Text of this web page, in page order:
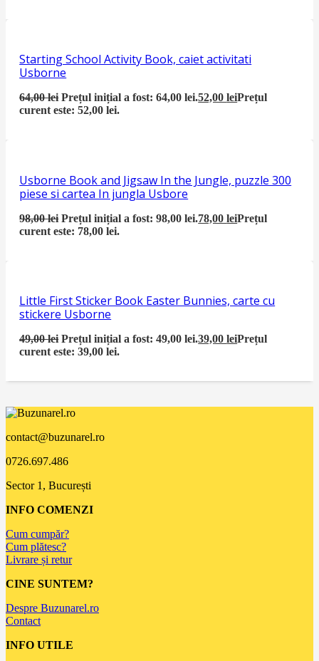
Starting School Activity Book, caiet activitati
Usborne
64,00lei Prețul inițial a fost: 64,00 lei.52,00leiPrețul
curent este: 52,00 lei.
Usborne Book and Jigsaw In the Jungle, puzzle 300
piese si cartea In jungla Usbore
98,00lei Prețul inițial a fost: 98,00 lei.78,00leiPrețul
curent este: 78,00 lei.
Little First Sticker Book Easter Bunnies, carte cu
stickere Usborne
49,00lei Prețul inițial a fost: 49,00 lei.39,00leiPrețul
curent este: 39,00 lei.
contact@buzunarel.ro
0726.697.486
Sector 1, București
INFO COMENZI
Cum cumpăr?
Cum plătesc?
Livrare și retur
CINE SUNTEM?
Despre Buzunarel.ro
Contact
INFO UTILE